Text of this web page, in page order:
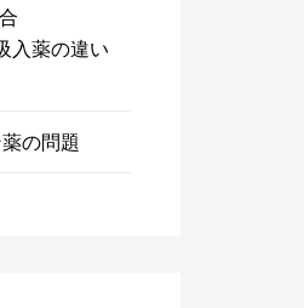
入薬の違い
の問題